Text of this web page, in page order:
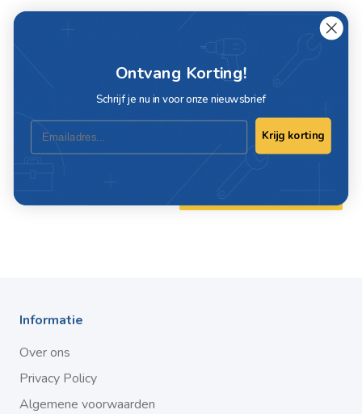
VETSLANG 30 CM 1/8"
Artikelnummer B755-1
Schrijf ook een review
Informatie
Over ons
Privacy Policy
Algemene voorwaarden
Ontvang Korting!
Schrijf je nu in voor onze nieuwsbrief
Email
Krijg korting